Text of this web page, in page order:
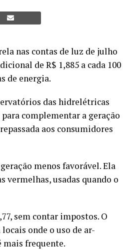
nas contas de luz de julho
de R$ 1,885 a cada 100
de energia.
das hidrelétricas
complementar a geração
aos consumidores
menos favorável. Ela
vermelhas, usadas quando o
sem contar impostos. O
onde o uso de ar-
mais frequente.